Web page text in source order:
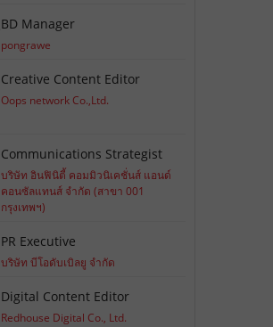
ฺBD Manager
pongrawe
Creative Content Editor
Oops network Co.,Ltd.
Communications Strategist
บริษัท อินฟินิตี้ คอมมิวนิเคชั่นส์ แอนด์
คอนซัลแทนส์ จำกัด (สาขา 001
กรุงเทพฯ)
PR Executive
บริษัท บีโอดับเบิลยู จำกัด
Digital Content Editor
Redhouse Digital Co., Ltd.